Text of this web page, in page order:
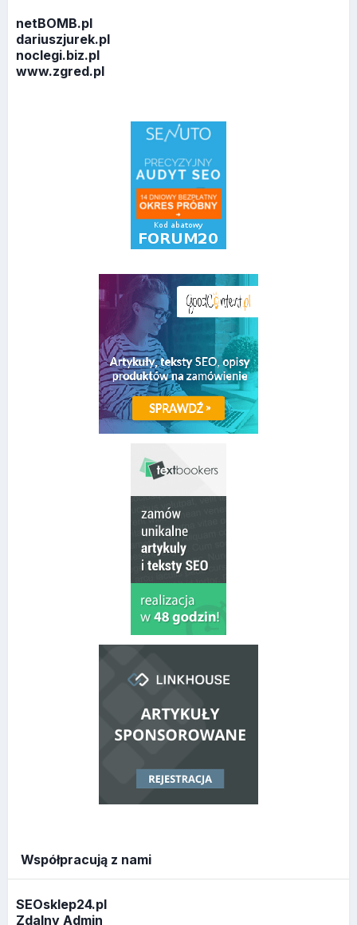
netBOMB.pl
dariuszjurek.pl
noclegi.biz.pl
www.zgred.pl
Współpracują z nami
SEOsklep24.pl
Zdalny Admin